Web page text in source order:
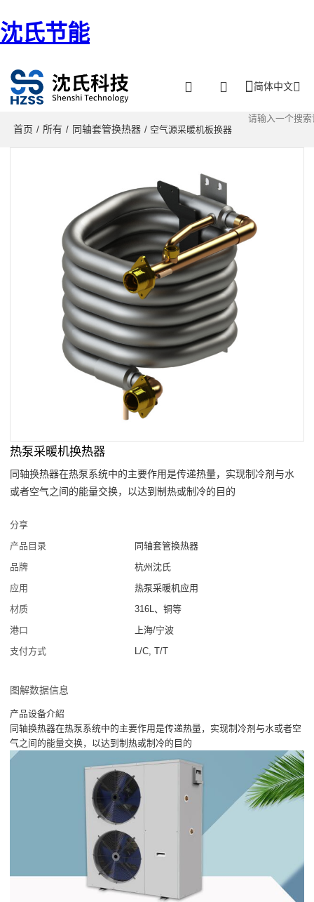
沈氏节能
简体中文
首页 / 所有 / 同轴套管换热器 / 空气源采暖机板换器
热泵采暖机换热器
同轴换热器在热泵系统中的主要作用是传递热量，实现制冷剂与水
或者空气之间的能量交换，以达到制热或制冷的目的
分享
产品目录
同轴套管换热器
品牌
杭州沈氏
应用
热泵采暖机应用
材质
316L、铜等
港口
上海/宁波
支付方式
L/C, T/T
图解数据信息
产品设备介紹
同轴换热器在热泵系统中的主要作用是传递热量，实现制冷剂与水或者空
气之间的能量交换，以达到制热或制冷的目的